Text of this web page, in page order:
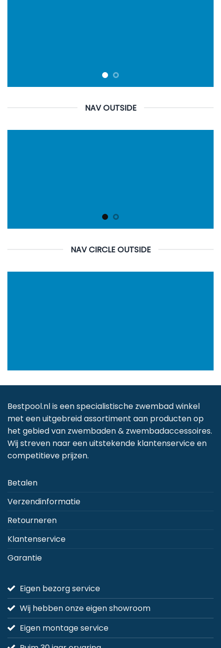
NAV OUTSIDE
NAV CIRCLE OUTSIDE
Bestpool.nl is een specialistische zwembad winkel
met een uitgebreid assortiment aan producten op
het gebied van zwembaden & zwembadaccessoires.
Wij streven naar een uitstekende klantenservice en
competitieve prijzen.
Betalen
Verzendinformatie
Retourneren
Klantenservice
Garantie
Eigen bezorg service
Wij hebben onze eigen showroom
Eigen montage service